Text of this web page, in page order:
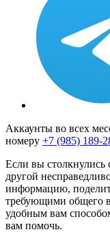
Аккаунты во всех
номеру +7 (985) 189-
Если вы столкнулись
другой
информацию,
требующими общего
удобным вам
вам помочь.